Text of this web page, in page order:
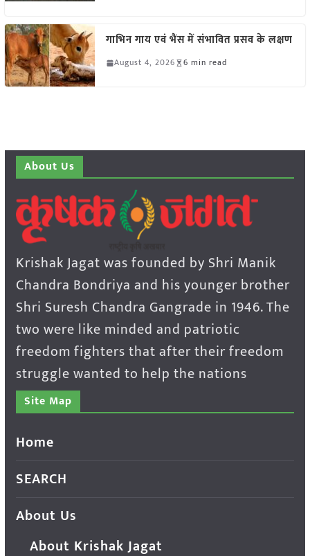
गाभिन गाय एवं भैंस में संभावित प्रसव के लक्षण
August 4, 2026 6 min read
About Us
Krishak Jagat was founded by Shri Manik
Chandra Bondriya and his younger brother
Shri Suresh Chandra Gangrade in 1946. The
two were like minded and patriotic
freedom fighters that after their freedom
struggle wanted to help the nations
Site Map
Home
SEARCH
About Us
About Krishak Jagat